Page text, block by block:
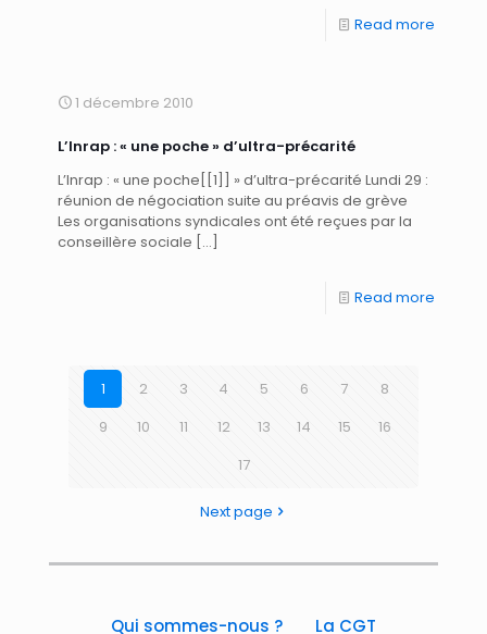
Read more
1 décembre 2010
L’Inrap : « une poche » d’ultra-précarité
L’Inrap : « une poche[[1]] » d’ultra-précarité Lundi 29 :
réunion de négociation suite au préavis de grève
Les organisations syndicales ont été reçues par la
conseillère sociale […]
Read more
1 2 3 4 5 6 7
8
9
10 11 12 13 14 15
16
17
Next page
Qui sommes-nous ? La CGT